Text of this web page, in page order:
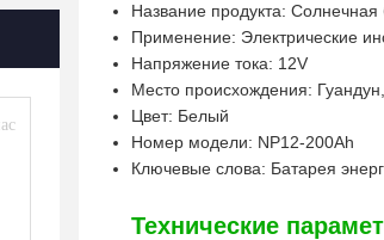
Название продукта: Солнечная
Применение: Электрические
Напряжение тока: 12V
Место происхождения:
Цвет: Белый
Номер модели: NP12-200Ah
Ключевые слова: Батарея
Технические